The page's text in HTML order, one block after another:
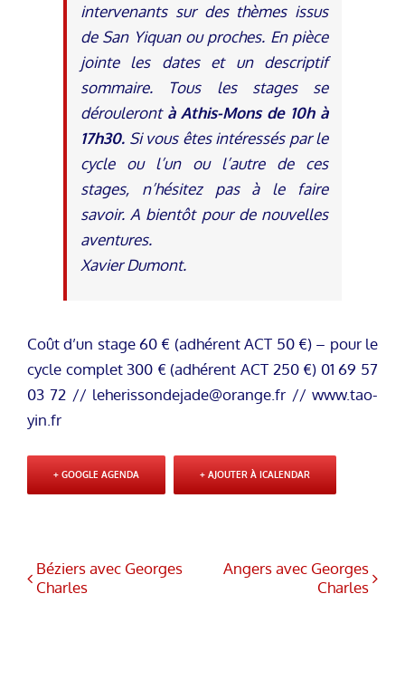
intervenants sur des thèmes issus
de San Yiquan ou proches. En pièce
jointe les dates et un descriptif
sommaire.
Tous les stages se
dérouleront à Athis-Mons de 10h à
17h30. Si vous êtes intéressés par le
cycle ou l’un ou l’autre de ces
stages, n’hésitez pas à le faire
savoir. A bientôt pour de nouvelles
aventures.
Xavier Dumont.
Coût d’un stage 60 € (adhérent ACT 50 €) – pour le
cycle complet 300 € (adhérent ACT 250 €) 01 69 57
03 72 // leherissondejade@orange.fr // www.tao-
yin.fr
+ GOOGLE AGENDA + AJOUTER À ICALENDAR
Béziers avec Georges
Charles
Angers avec Georges
Charles